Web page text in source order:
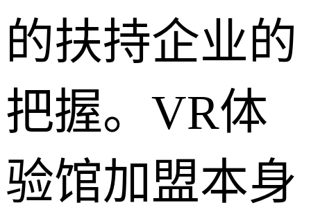
的扶持企业的
把握。VR体
验馆加盟本身